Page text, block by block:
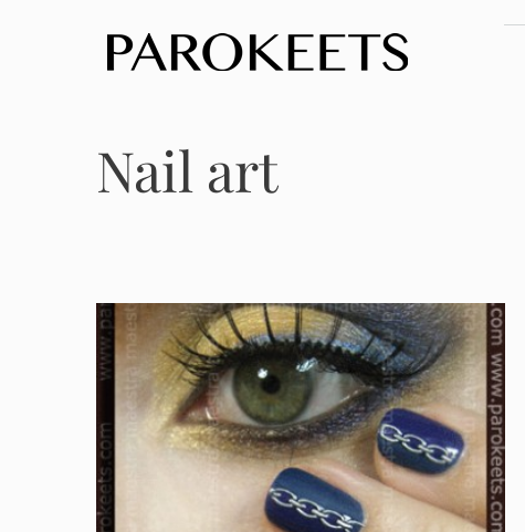
content
Nail art